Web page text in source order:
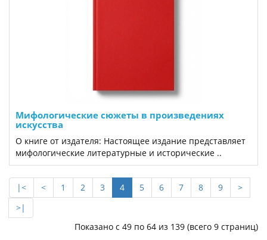
Мифологические сюжеты в произведениях
искусства
О книге от издателя: Настоящее издание представляет
мифологические литературные и исторические ..
|< < 1 2 3 4 5 6 7 8 9
>
>|
Показано с 49 по 64 из 139 (всего 9 страниц)